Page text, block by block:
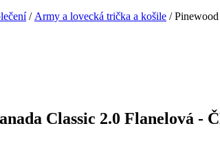
/ Army a lovecká trička a košile /
Classic 2.0 Flanelová -